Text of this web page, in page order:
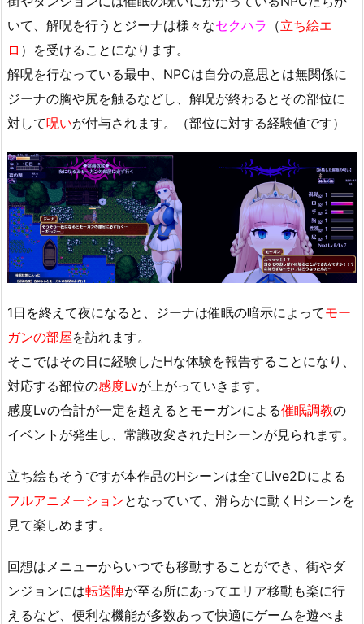
いて、解呪を行うとジーナは様々なセクハラ （立ち絵エ
ロ ）を受けることになります。
解呪を行なっている最中、NPCは自分の意思とは無関係に
ジーナの胸や尻を触るなどし、解呪が終わるとその部位に
対して呪いが付与されます。（部位に対する経験値です）
1日を終えて夜になると、ジーナは催眠の暗示によってモー
ガンの部屋を訪れます。
そこではその日に経験したHな体験を報告することになり、
対応する部位の感度Lvが上がっていきます。
感度Lvの合計が一定を超えるとモーガンによる催眠調教の
イベントが発生し、常識改変されたHシーンが見られます。
立ち絵もそうですが本作品のHシーンは全てLive2Dによる
フルアニメーションとなっていて、滑らかに動くHシーンを
見て楽しめます。
回想はメニューからいつでも移動することができ、街やダ
ンジョンには転送陣が至る所にあってエリア移動も楽に行
えるなど、便利な機能が多数あって快適にゲームを遊べま